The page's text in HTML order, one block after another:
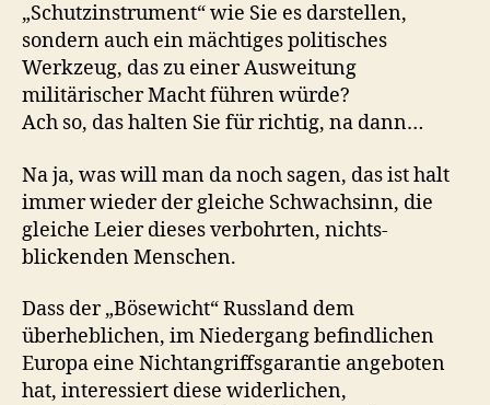
„Schutzinstrument“ wie Sie es darstellen,
sondern auch ein mächtiges politisches
Werkzeug, das zu einer Ausweitung
militärischer Macht führen würde?
Ach so, das halten Sie für richtig, na dann…
Na ja, was will man da noch sagen, das ist halt
immer wieder der gleiche Schwachsinn, die
gleiche Leier dieses verbohrten, nichts-
blickenden Menschen.
Dass der „Bösewicht“ Russland dem
überheblichen, im Niedergang befindlichen
Europa eine Nichtangriffsgarantie angeboten
hat, interessiert diese widerlichen,